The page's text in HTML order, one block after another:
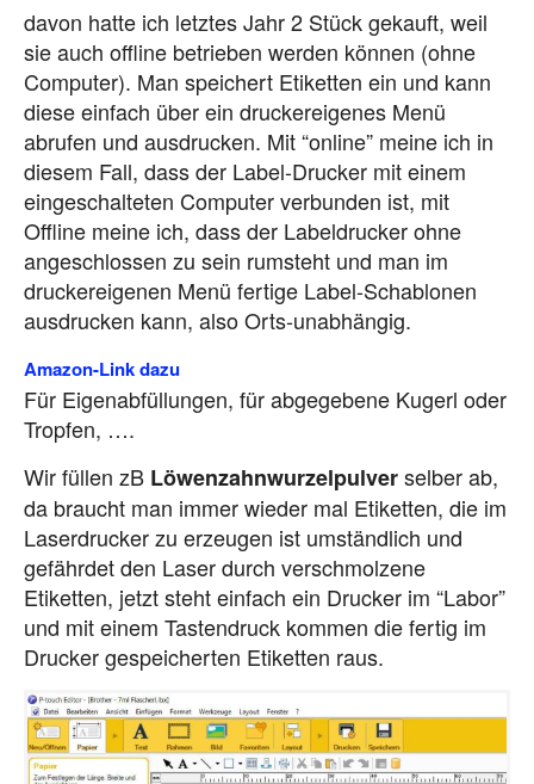
davon hatte ich letztes Jahr 2 Stück gekauft, weil
sie auch offline betrieben werden können (ohne
Computer). Man speichert Etiketten ein und kann
diese einfach über ein druckereigenes Menü
abrufen und ausdrucken. Mit “online” meine ich in
diesem Fall, dass der Label-Drucker mit einem
eingeschalteten Computer verbunden ist, mit
Offline meine ich, dass der Labeldrucker ohne
angeschlossen zu sein rumsteht und man im
druckereigenen Menü fertige Label-Schablonen
ausdrucken kann, also Orts-unabhängig.
Amazon-Link dazu
Für Eigenabfüllungen, für abgegebene Kugerl oder
Tropfen, ….
Wir füllen zB Löwenzahnwurzelpulverselber ab,
da braucht man immer wieder mal Etiketten, die im
Laserdrucker zu erzeugen ist umständlich und
gefährdet den Laser durch verschmolzene
Etiketten, jetzt steht einfach ein Drucker im “Labor”
und mit einem Tastendruck kommen die fertig im
Drucker gespeicherten Etiketten raus.